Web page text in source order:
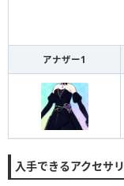
アナザー1
入手できるアクセサリ